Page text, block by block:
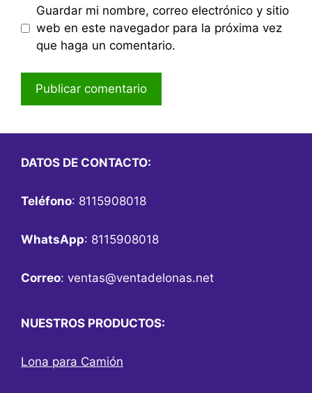
Guardar mi nombre, correo electrónico y sitio
web en este navegador para la próxima vez
que haga un comentario.
DATOS DE CONTACTO:
Teléfono: 8115908018
WhatsApp: 8115908018
Correo: ventas@ventadelonas.net
NUESTROS PRODUCTOS:
Lona para Camión